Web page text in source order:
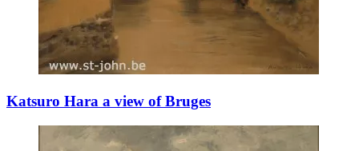
Katsuro Hara a view of Bruges